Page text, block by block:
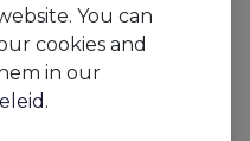
Hospitality Business: Tom De Pauw.
You can
cookies and
in our
.